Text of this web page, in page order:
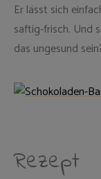
Er lässt sich
saftig-frisch. Und
das ungesund
Rezept